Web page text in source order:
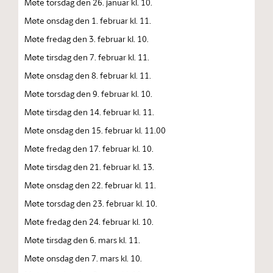
Møte onsdag den 1. februar kl. 11.
Møte fredag den 3. februar kl. 10.
Møte tirsdag den 7. februar kl. 11.
Møte onsdag den 8. februar kl. 11.
Møte torsdag den 9. februar kl. 10.
Møte tirsdag den 14. februar kl. 11.
Møte onsdag den 15. februar kl. 11.00
Møte fredag den 17. februar kl. 10.
Møte tirsdag den 21. februar kl. 13.
Møte onsdag den 22. februar kl. 11.
Møte torsdag den 23. februar kl. 10.
Møte fredag den 24. februar kl. 10.
Møte tirsdag den 6. mars kl. 11.
Møte onsdag den 7. mars kl. 10.